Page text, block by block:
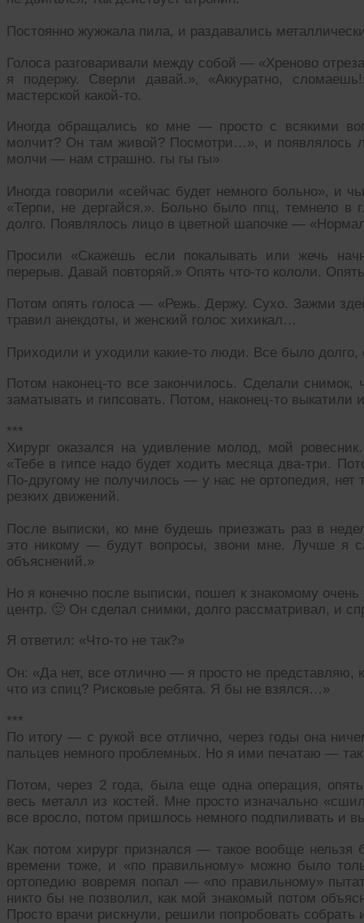
Постоянно жужжала пила, и раздавались
Голоса разговаривали между собой — «Хреново
я подержу. Сверли давай.», «Аккуратно,
мастерской какой-то.
Иногда обращались ко мне — просто с всякими
молчит? Он там живой? Посмотри…», и появлялось
молчи — нам страшно. гы гы гы»
Иногда говорили «сейчас будет немного больно», и
«Терпи, не дергайся.». Больно было ппц, темнело в
долго. Появлялось лицо в цветной шапочке —
Просили «Скажешь если покалывать или жечь
перерыв. Давай повторяй.» Опять что-то кололи.
Потом опять голоса — «Режь. Держу. Сухо. Зажми
травил анекдоты, и женский голос хихикал…
Приходили и уходили какие-то люди. Все было долго,
Потом наконец-то все закончилось. Сделали
заматывать и гипсовать. Потом, наконец-то выкатили
***
Хирург оказался на удивление молод, мой
«Тебе в гипсе надо будет ходить месяца два-три.
По-другому не получилось — у нас не ортопедия, нет
резких движений.
После выписки, ко мне будешь приезжать раз в
это никому — будут вопросы, звони мне. Лучше я
объяснений.»
Но я конечно после выписки, пошел к знакомому
центр. 🙂 Он сделал снимки, долго рассматривал, и
Я ответил: «Что-то не так?»
Он: «Да нет, все отлично — я просто не представляю,
что из спиц? Рисковые ребята. Я бы не взялся…»
***
По итогу — с рукой все отлично, через годы она
пальцев немного проблемных. Но я ими печатаю —
Потом, через 2 года, была еще одна операция,
весь металл из костей. Мне просто изначально
все вросло, потом пришлось немного подпиливать и
Как потом хирург признался — такое вообще
времени тоже, и «по правильному» можно было
ортопедию вовремя попал — «по правильному»
никто бы не позволил, как мой знакомый потом
Просто врачи рискнули, решили попробовать собрать